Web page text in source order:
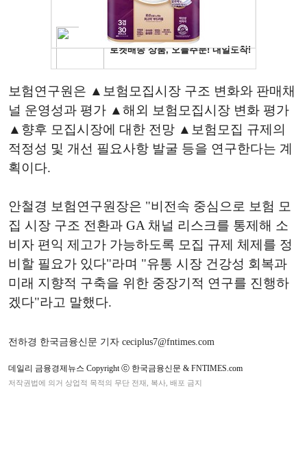
보험연구원은 ▲보험모집시장 구조 변화와 판매채
널 운영성과 평가 ▲해외 보험모집시장 변화 평가
▲향후 모집시장에 대한 전망 ▲보험모집 규제의
적정성 및 개선 필요사항 발굴 등을 연구한다는 계
획이다.
안철경 보험연구원장은 "비전속 중심으로 보험 모
집 시장 구조 전환과 GA 채널 리스크를 통제해 소
비자 편익 제고가 가능하도록 모집 규제 체제를 정
비할 필요가 있다"라며 "유통 시장 건강성 회복과
미래 지향적 구축을 위한 중장기적 연구를 진행하
겠다"라고 말했다.
전하경 한국금융신문 기자 ceciplus7@fntimes.com
데일리 금융경제뉴스 Copyright ⓒ 한국금융신문 & FNTIMES.com
저작권법에 의거 상업적 목적의 무단 전재, 복사, 배포 금지